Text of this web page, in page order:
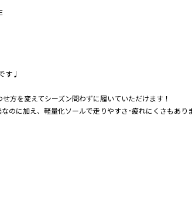
す♩
方を変えてシーズン問わずに履いていただけます！
のに加え、軽量化ソールで走りやすさ･疲れにくさもあり